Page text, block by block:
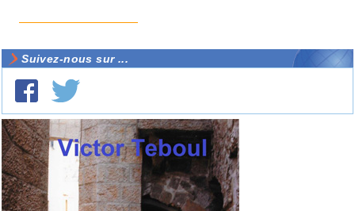
Suivez-nous sur ...